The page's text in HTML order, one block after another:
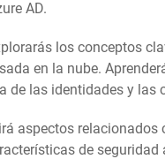
AD.
los conceptos
en la nube.
de las identidades y las
aspectos
de seguridad